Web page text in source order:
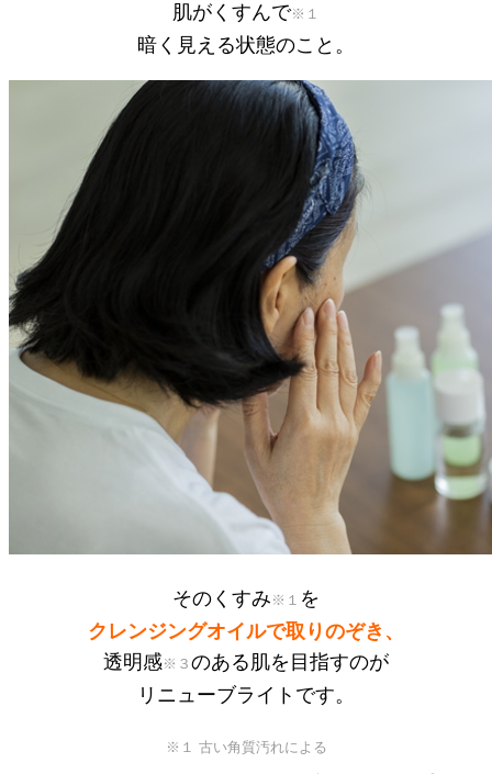
肌がくすんで※１
暗く見える状態のこと。
そのくすみ ※１ を
クレンジングオイルで取りのぞき、
透明感※３ のある肌を目指すのが
リニューブライトです。
※１ 古い角質汚れによる